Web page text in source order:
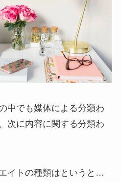
中でも媒体による分類わ
次に内容に関する分類わ
イトの種類はというと…